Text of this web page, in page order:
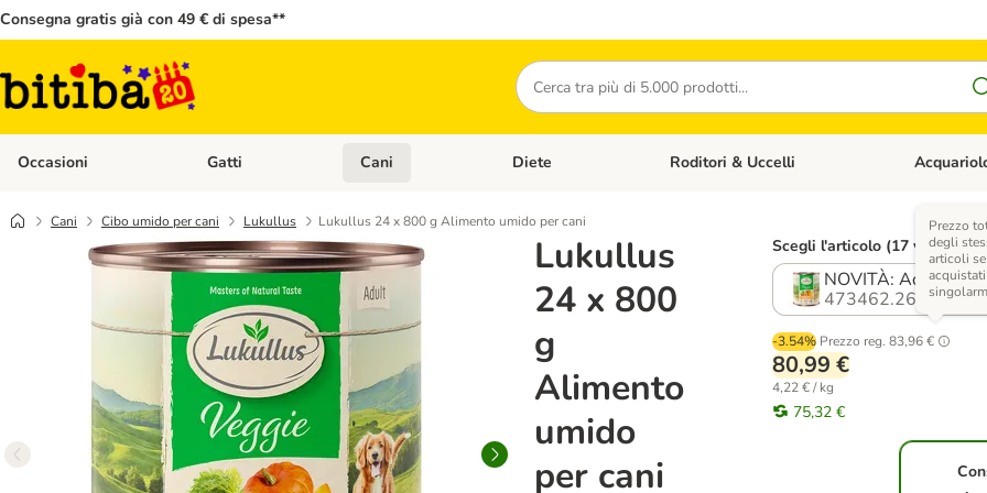
Consegna gratis già con 49 € di spesa**
Cerca
Occasioni Apri Menù Categoria: Occasioni
Gatti Apri Menù Categoria: Gatti
Cani Apri Menù Categoria: Cani
Diete Apri Menù Categoria: Diete
Roditori & Uccelli Apri Menù
Cani Cibo umido per cani Lukullus Lukullus 24 x 800 g Alimento umido per cani
Lukullus
24 x 800
g
Alimento
umido
per cani
Scegli l'articolo (17 varianti)
NOVITÀ: Adult
473462.26
-3.54% Prezzo reg. 83,96 €
Prezzo
degli
articoli se
acquistati
80,99 €
4,22 € / kg
75,32 €